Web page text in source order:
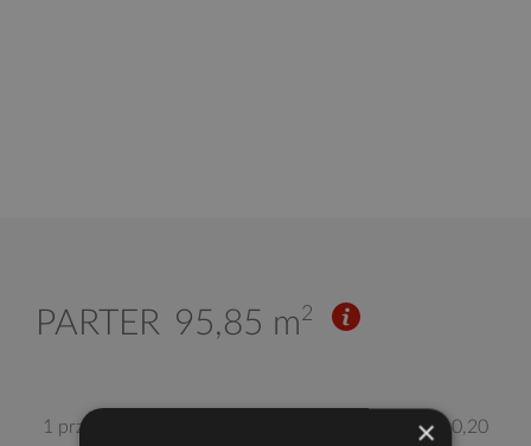
PARTER 95,85 m2
1 przedsionek 10,20
×